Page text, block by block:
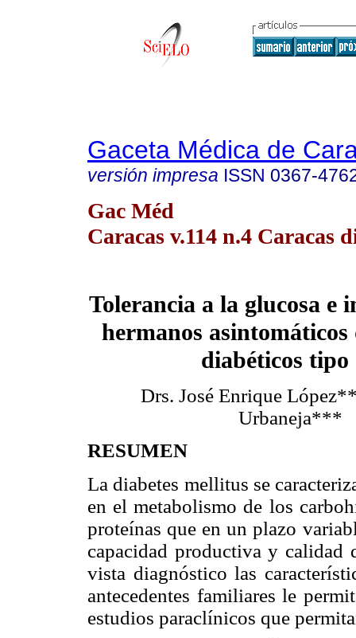
Gaceta Médica de
versión impresa ISSN 0367-
Gac Méd
Caracas v.114 n.4 Caracas
Tolerancia a la glucosa e
hermanos asintomáticos
diabéticos tipo
Drs. José Enrique
Urbaneja***
RESUMEN
La diabetes mellitus se
en el metabolismo de los
proteínas que en un plazo
capacidad productiva y
vista diagnóstico las
antecedentes familiares le
estudios paraclínicos que